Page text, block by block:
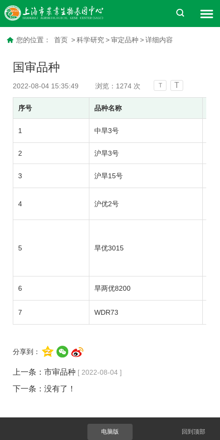
您的位置： 首页 > 科学研究 > 审定品种 > 详细内容
国审品种
2022-08-04 15:35:49 浏览： 1274 次 T T
序号 品种名称
1 中旱3号
2 沪旱3号
3 沪旱15号
4 沪优2号
5 旱优3015
6 旱两优8200
7 WDR73
分享到：
上一条：市审品种 [ 2022-08-04 ]
下一条：没有了！
电脑版 回到顶部